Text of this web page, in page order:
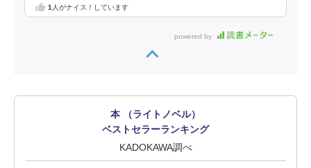
1 人がナイス！しています
powered by
本 （ライトノベル）
ベストセラーランキング
KADOKAWA調べ